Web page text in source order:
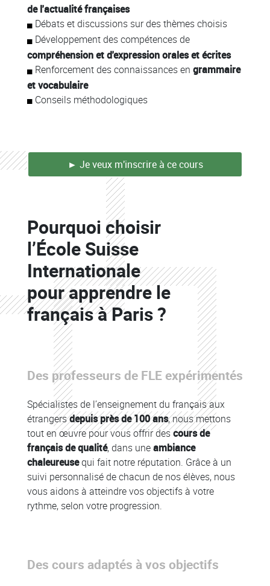
de l'actualité françaises
Débats et discussions sur des thèmes choisis
Développement des compétences de
compréhension et d'expression orales et écrites
Renforcement des connaissances en grammaire
et vocabulaire
Conseils méthodologiques
► Je veux m'inscrire à ce cours
Colonne
Pourquoi choisir
l’École Suisse
Internationale
pour apprendre le
français à Paris ?
Colonne
Colonne
Des professeurs de FLE expérimentés
Spécialistes de l’enseignement du français aux
étrangersdepuis près de 100 ans, nous mettons
tout en œuvre pour vous offrir descours de
français de qualité, dans uneambiance
chaleureusequi fait notre réputation. Grâce à un
suivi personnalisé de chacun de nos élèves, nous
vous aidons à atteindre vos objectifs à votre
rythme, selon votre progression.
Des cours adaptés à vos objectifs